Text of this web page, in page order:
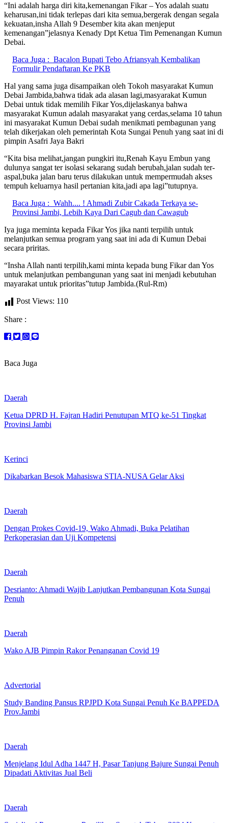
“Ini adalah harga diri kita,kemenangan Fikar – Yos adalah suatu
keharusan,ini tidak terlepas dari kita semua,bergerak dengan segala
kekuatan,insha Allah 9 Desember kita akan menjeput
kemenangan”jelasnya Kenady Dpt Ketua Tim Pemenangan Kumun
Debai.
Baca Juga : Bacalon Bupati Tebo Afriansyah Kembalikan
Formulir Pendaftaran Ke PKB
Hal yang sama juga disampaikan oleh Tokoh masyarakat Kumun
Debai Jambida,bahwa tidak ada alasan lagi,masyarakat Kumun
Debai untuk tidak memilih Fikar Yos,dijelaskanya bahwa
masyarakat Kumun adalah masyarakat yang cerdas,selama 10 tahun
ini masyarakat Kumun Debai sudah menikmati pembagunan yang
telah dikerjakan oleh pemerintah Kota Sungai Penuh yang saat ini di
pimpin Asafri Jaya Bakri
“Kita bisa melihat,jangan pungkiri itu,Renah Kayu Embun yang
dulunya sangat ter isolasi sekarang sudah berubah,jalan sudah ter-
aspal,buka jalan baru terus dilakukan untuk mempermudah akses
tempuh keluarnya hasil pertanian kita,jadi apa lagi”tutupnya.
Baca Juga : Wahh.... ! Ahmadi Zubir Cakada Terkaya se-
Provinsi Jambi, Lebih Kaya Dari Cagub dan Cawagub
Iya juga meminta kepada Fikar Yos jika nanti terpilih untuk
melanjutkan semua program yang saat ini ada di Kumun Debai
secara priritas.
“Insha Allah nanti terpilih,kami minta kepada bung Fikar dan Yos
untuk melanjutkan pembangunan yang saat ini menjadi kebutuhan
mayarakat untuk prioritas”tutup Jambida.(Rul-Rm)
Post Views: 110
Share :
Baca Juga
Daerah
Ketua DPRD H. Fajran Hadiri Penutupan MTQ ke-51 Tingkat
Provinsi Jambi
Kerinci
Dikabarkan Besok Mahasiswa STIA-NUSA Gelar Aksi
Daerah
Dengan Prokes Covid-19, Wako Ahmadi, Buka Pelatihan
Perkoperasian dan Uji Kompetensi
Daerah
Desrianto: Ahmadi Wajib Lanjutkan Pembangunan Kota Sungai
Penuh
Daerah
Wako AJB Pimpin Rakor Penanganan Covid 19
Advertorial
Study Banding Pansus RPJPD Kota Sungai Penuh Ke BAPPEDA
Prov.Jambi
Daerah
Menjelang Idul Adha 1447 H, Pasar Tanjung Bajure Sungai Penuh
Dipadati Aktivitas Jual Beli
Daerah